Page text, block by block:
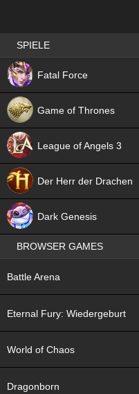
Best RPG games in Germany
SPIELE
Fatal Force
Game of Thrones
League of Angels 3
Der Herr der Drachen
Dark Genesis
BROWSER GAMES
Battle Arena
Eternal Fury: Wiedergeburt
World of Chaos
Dragonborn